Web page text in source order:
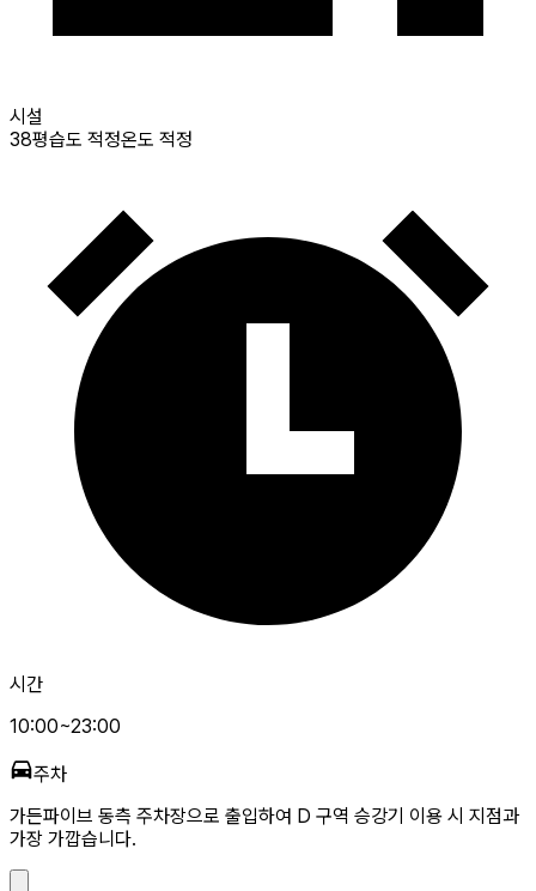
시설
38평습도 적정온도 적정
시간
10:00~23:00
주차
가든파이브 동측 주차장으로 출입하여 D 구역 승강기 이용 시 지점과
가장 가깝습니다.